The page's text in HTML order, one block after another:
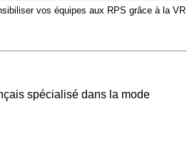
vos équipes aux RPS grâce à la VR
spécialisé dans la mode